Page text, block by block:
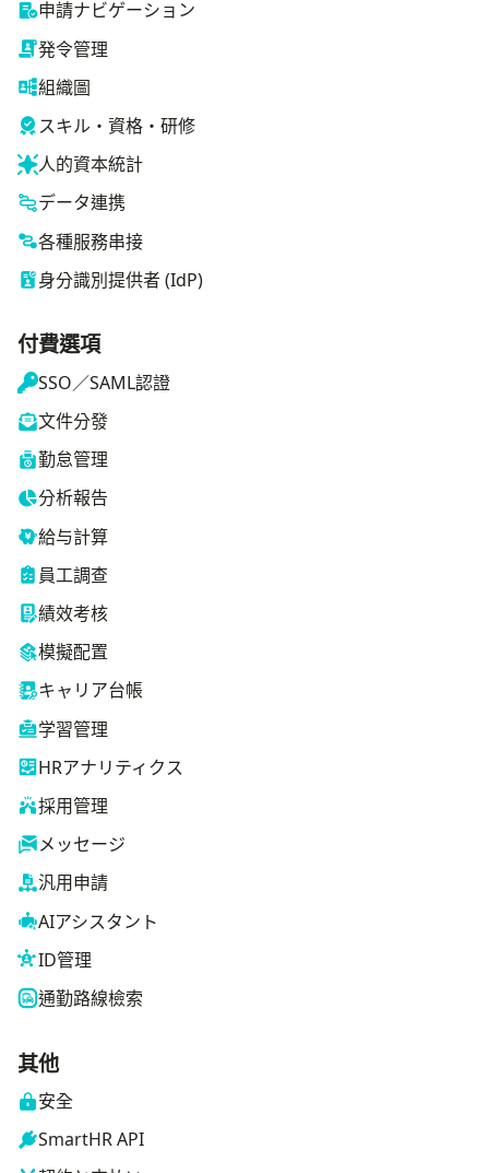
申請ナビゲーション
発令管理
組織圖
スキル・資格・研修
人的資本統計
データ連携
各種服務串接
身分識別提供者 (IdP)
付費選項
SSO／SAML認證
文件分發
勤怠管理
分析報告
給与計算
員工調查
績效考核
模擬配置
キャリア台帳
学習管理
HRアナリティクス
採用管理
メッセージ
汎用申請
AIアシスタント
ID管理
通勤路線檢索
其他
安全
SmartHR API